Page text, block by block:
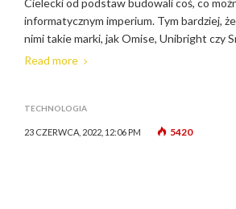
Cielecki od podstaw budowali coś, co
informatycznym imperium. Tym bardziej,
nimi takie marki, jak Omise, Unibright czy
Read more
TECHNOLOGIA
23 CZERWCA, 2022, 12:06 PM 5420